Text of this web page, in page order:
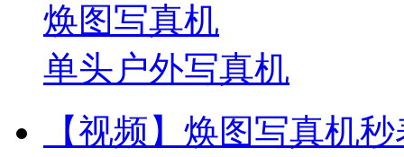
焕图写真机
单头户外写真机
【视频】焕图写真机